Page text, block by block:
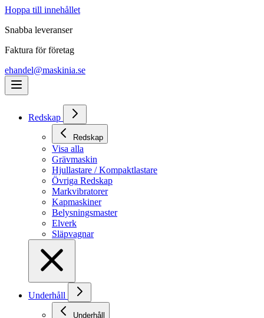
Hoppa till innehållet
Snabba leveranser
Faktura för företag
ehandel@maskinia.se
Redskap
Redskap
Visa alla
Grävmaskin
Hjullastare / Kompaktlastare
Övriga Redskap
Markvibratorer
Kapmaskiner
Belysningsmaster
Elverk
Släpvagnar
Underhåll
Underhåll